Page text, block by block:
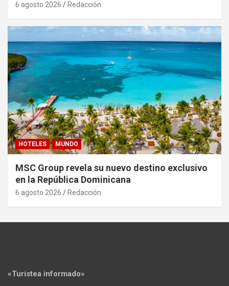
6 agosto 2026 Redacción
HOTELES MUNDO
MSC Group revela su nuevo destino exclusivo
en la República Dominicana
6 agosto 2026 Redacción
«Turistea informado»